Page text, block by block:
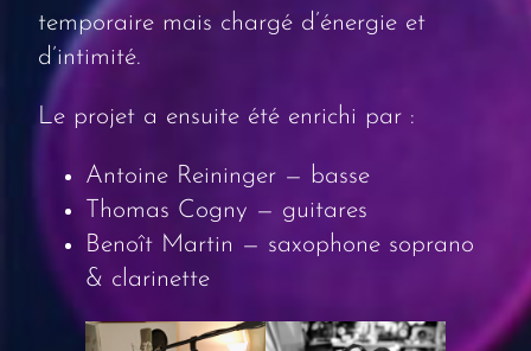
temporaire mais chargé d’énergie et
d’intimité.
Le projet a ensuite été enrichi par :
Antoine Reininger — basse
Thomas Cogny — guitares
Benoît Martin — saxophone soprano
& clarinette